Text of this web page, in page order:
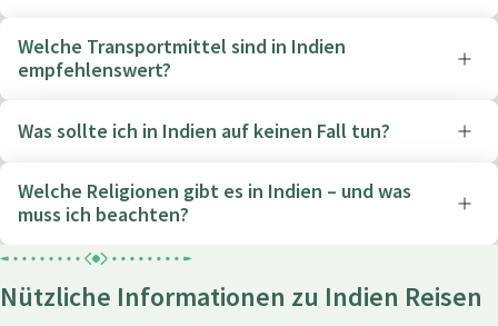
Welche Transportmittel sind in Indien
empfehlenswert?
Was sollte ich in Indien auf keinen Fall tun?
Welche Religionen gibt es in Indien – und was
muss ich beachten?
Nützliche Informationen zu Indien Reisen